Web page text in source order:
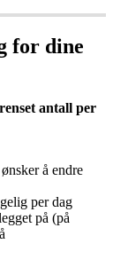
for dine
antall per
ønsker å endre
per dag
på (på
å